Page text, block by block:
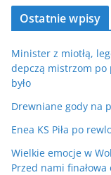
Ostatnie wpisy
Minister z miotłą,
depczą mistrzom po
było
Drewniane gody na
Enea KS Piła po
Wielkie emocje w
Przed nami